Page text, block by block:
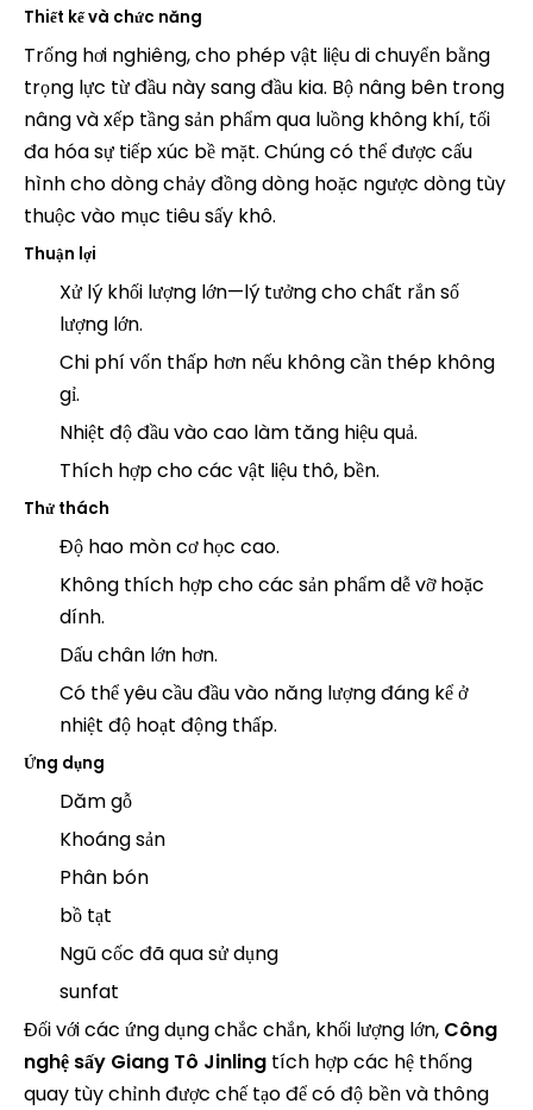
Thiết kế và chức năng
Trống hơi nghiêng, cho phép vật liệu di chuyển bằng
trọng lực từ đầu này sang đầu kia. Bộ nâng bên trong
nâng và xếp tầng sản phẩm qua luồng không khí, tối
đa hóa sự tiếp xúc bề mặt. Chúng có thể được cấu
hình cho dòng chảy đồng dòng hoặc ngược dòng tùy
thuộc vào mục tiêu sấy khô.
Thuận lợi
Xử lý khối lượng lớn—lý tưởng cho chất rắn số
lượng lớn.
Chi phí vốn thấp hơn nếu không cần thép không
gỉ.
Nhiệt độ đầu vào cao làm tăng hiệu quả.
Thích hợp cho các vật liệu thô, bền.
Thử thách
Độ hao mòn cơ học cao.
Không thích hợp cho các sản phẩm dễ vỡ hoặc
dính.
Dấu chân lớn hơn.
Có thể yêu cầu đầu vào năng lượng đáng kể ở
nhiệt độ hoạt động thấp.
Ứng dụng
Dăm gỗ
Khoáng sản
Phân bón
bồ tạt
Ngũ cốc đã qua sử dụng
sunfat
Đối với các ứng dụng chắc chắn, khối lượng lớn, Công
nghệ sấy Giang Tô Jinling tích hợp các hệ thống
quay tùy chỉnh được chế tạo để có độ bền và thông